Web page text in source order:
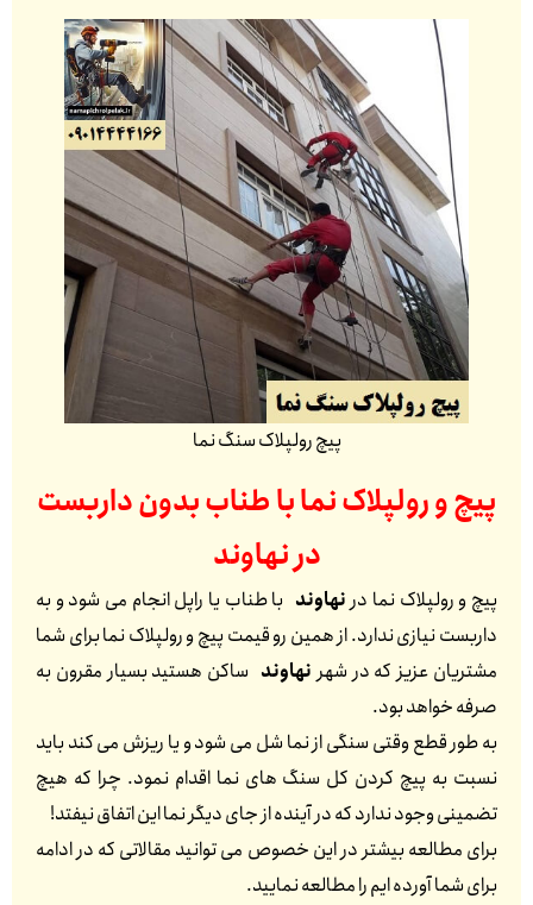
پیچ رولپلاک سنگ نما
پیچ و رولپلاک نما با طناب بدون داربست
درنهاوند
پیچ و رولپلاک نما درنهاوند با طناب یا راپل انجام می شود و به
داربست نیازی ندارد. از همین رو قیمت پیچ و رولپلاک نما برای شما
مشتریان عزیز که در شهر نهاوند ساکن هستید بسیار مقرون به
صرفه خواهد بود.
به طور قطع وقتی سنگی از نما شل می شود و یا ریزش می کند باید
نسبت به پیچ کردن کل سنگ های نما اقدام نمود. چرا که هیچ
تضمینی وجود ندارد که در آینده از جای دیگر نما این اتفاق نیفتد!
برای مطالعه بیشتر در این خصوص می توانید مقالاتی که در ادامه
برای شما آورده ایم را مطالعه نمایید.